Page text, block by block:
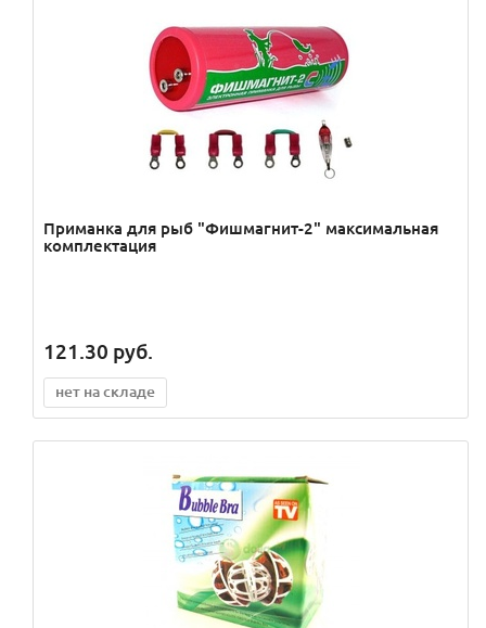
Приманка для рыб "Фишмагнит-2" максимальная
комплектация
121.30 руб.
нет на складе